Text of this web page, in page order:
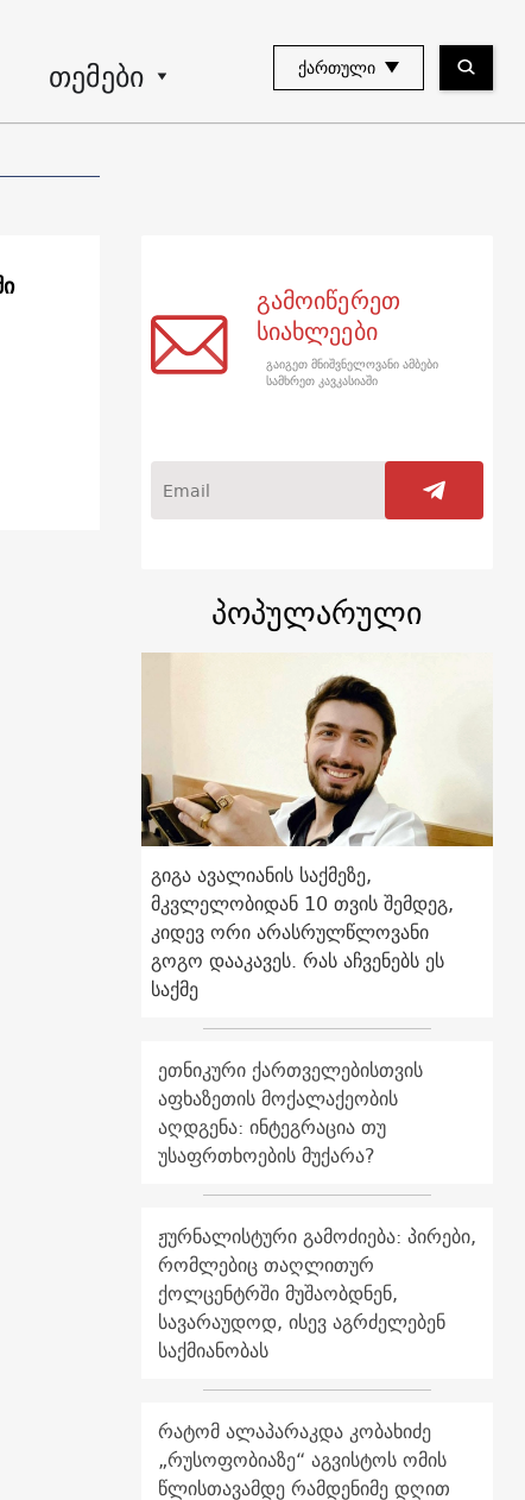
თემები ᲥᲐᲠᲗᲣᲚᲘ
გამოიწერეთ
სიახლეები
გაიგეთ მნიშვნელოვანი ამბები
სამხრეთ კავკასიაში
პოპულარული
გიგა ავალიანის საქმეზე,
მკვლელობიდან 10 თვის შემდეგ,
კიდევ ორი არასრულწლოვანი
გოგო დააკავეს. რას აჩვენებს ეს
საქმე
ეთნიკური ქართველებისთვის
აფხაზეთის მოქალაქეობის
აღდგენა: ინტეგრაცია თუ
უსაფრთხოების მუქარა?
ჟურნალისტური გამოძიება: პირები,
რომლებიც თაღლითურ
ქოლცენტრში მუშაობდნენ,
სავარაუდოდ, ისევ აგრძელებენ
საქმიანობას
რატომ ალაპარაკდა კობახიძე
„რუსოფობიაზე“ აგვისტოს ომის
წლისთავამდე რამდენიმე დღით